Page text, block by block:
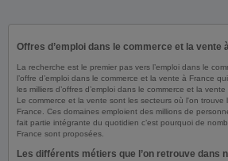
Offres d’emploi dans le commerce et la vente
La recherche est le premier pas vers l’emploi dans le
l’offre d’emploi dans le commerce et la vente à France
les milliers d’offres d’emploi dans le commerce et la
Le commerce et la vente sont les secteurs où l'on trouve
France. Ces domaines emploient des millions de
fait partie intégrante du quotidien c’est pourquoi de
France sont proposées.
Les différents métiers que l’on retrouve dans